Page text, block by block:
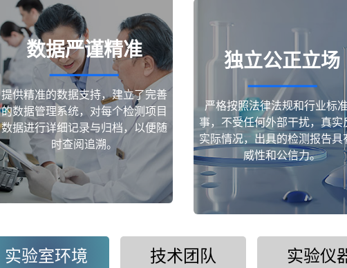
数据严谨精准
提供精准的数据支持，建立了完善
的数据管理系统，对每个检测项目
数据进行详细记录与归档，以便随
时查阅追溯。
独立公正立场
严格按照法律法规和行业标
事，不受任何外部干扰，真实
实际情况，出具的检测报告具
威性和公信力。
实验室环境 技术团队 实验仪